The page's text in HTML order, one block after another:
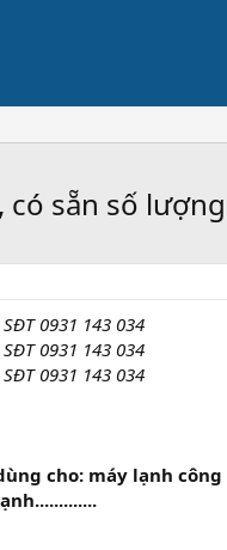
sẵn số
0931 143 034
0931 143 034
0931 143 034
cho: máy lạnh